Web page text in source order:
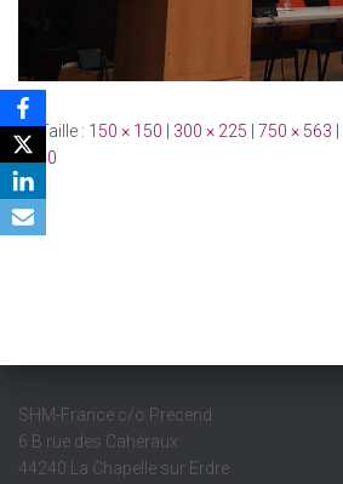
Taille : 150 × 150 | 300 × 225 | 750 × 563 |
1440
SHM-France c/o Precend
6 B rue des Cahéraux
44240 La Chapelle sur Erdre